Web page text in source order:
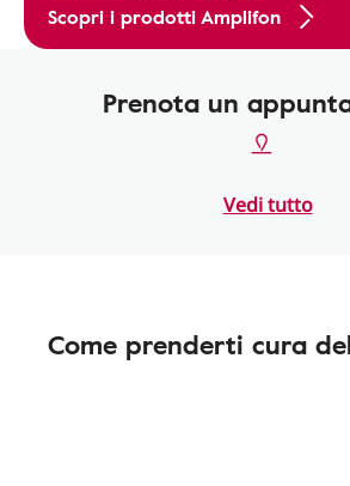
Scopri i prodotti Amplifon
Prenota un
Vedi tutto
Come prenderti cura